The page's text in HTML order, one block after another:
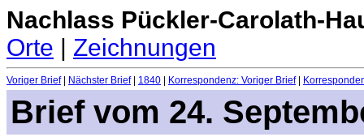
Nachlass Pückler-Carolath-
Orte | Zeichnungen
Voriger Brief| Nächster Brief| 1840 Korrespondenz: Voriger Brief|
Brief vom 24.